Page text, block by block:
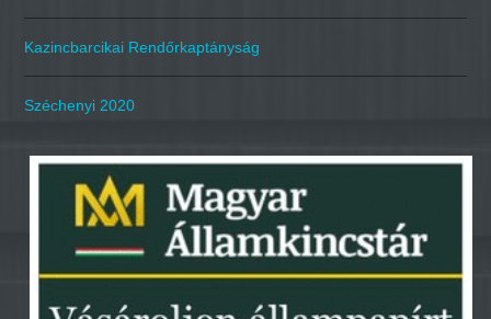
Kazincbarcikai Rendőrkaptányság
Széchenyi 2020